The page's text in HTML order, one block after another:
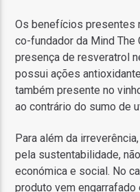
Os benefícios presentes
co-fundador da Mind
presença de resveratrol
possui ações
também presente no
ao contrário do sumo de
Para além da
pela sustentabilidade,
económica e social. No
produto vem